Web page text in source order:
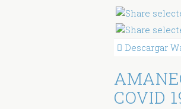
Descargar
COVID